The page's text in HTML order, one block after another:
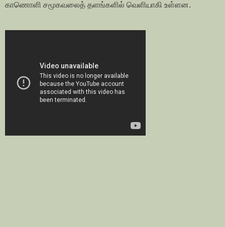
காணொளி சமூகவலைத் தளங்களில் வெளியாகி உள்ளன.